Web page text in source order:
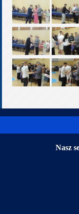
poprz.
Kategoria:Rok
Nasz